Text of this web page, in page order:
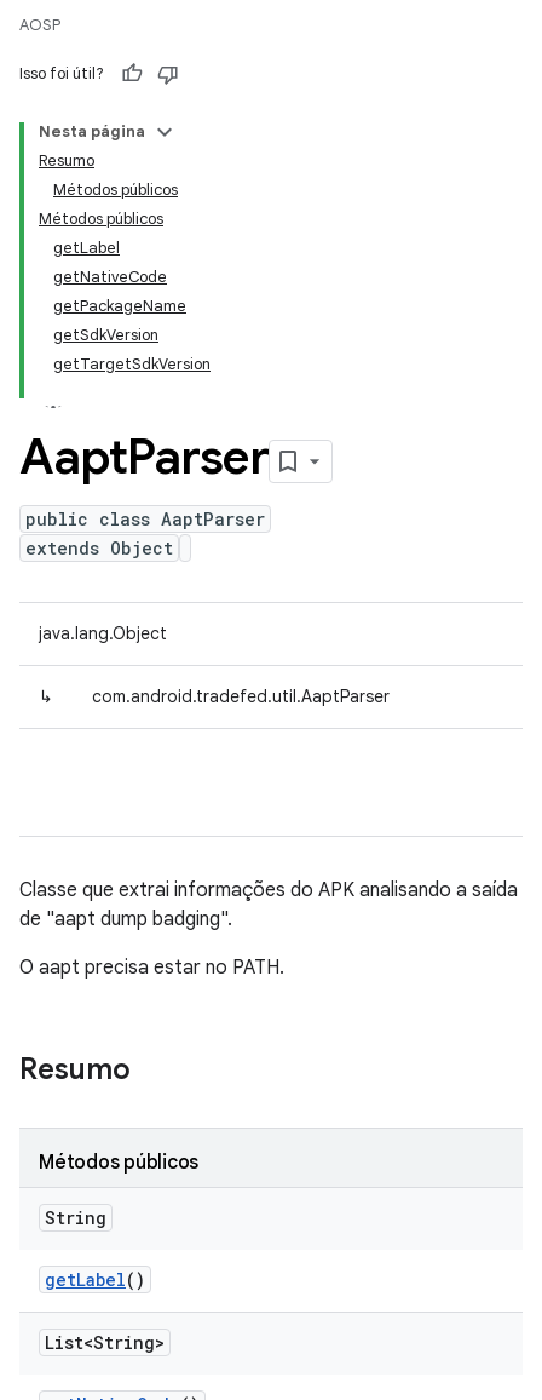
AOSP
Isso foi útil?
Nesta página
Resumo
Métodos públicos
Métodos públicos
getLabel
getNativeCode
getPackageName
getSdkVersion
getTargetSdkVersion
AaptParser
public class AaptParser
extends Object
java.lang.Object
↳ com.android.tradefed.util.AaptParser
Classe que extrai informações do APK analisando a saída
de "aapt dump badging".
O aapt precisa estar no PATH.
Resumo
Métodos públicos
String
getLabel()
List<String>